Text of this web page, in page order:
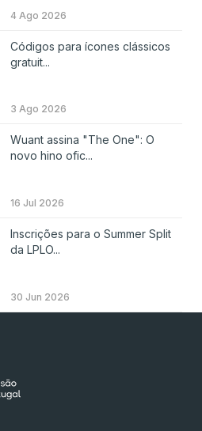
4 Ago 2026
Códigos para ícones clássicos
gratuit...
3 Ago 2026
Wuant assina "The One": O
novo hino ofic...
16 Jul 2026
Inscrições para o Summer Split
da LPLO...
30 Jun 2026